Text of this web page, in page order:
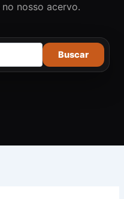
nosso acervo.
Buscar